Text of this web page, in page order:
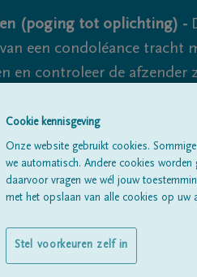
(poging tot oplichting) -
een condoléance tracht
en controleer de
echter nooit volledig uit
Cookie kennisgeving
Onze website gebruikt cookies.
we automatisch. Andere cookies
daarvoor vragen we wél jouw
met het opslaan van alle cookies op uw
Stel voorkeuren zelf in